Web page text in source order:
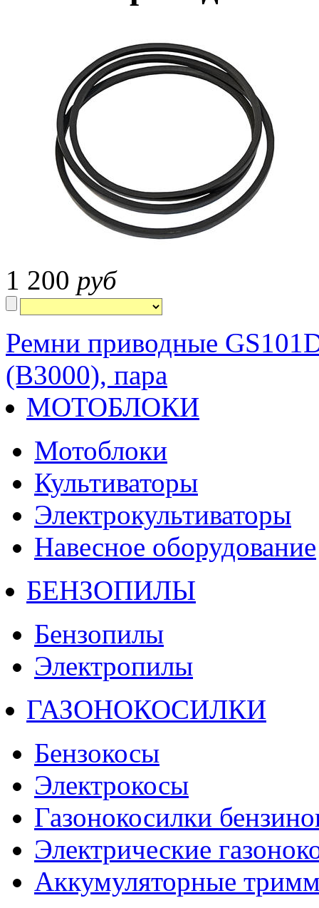
1 200 руб
Ремни приводные
(B3000), пара
МОТОБЛОКИ
Мотоблоки
Культиваторы
Электрокультиваторы
Навесное оборудование
БЕНЗОПИЛЫ
Бензопилы
Электропилы
ГАЗОНОКОСИЛКИ
Бензокосы
Электрокосы
Газонокосилки
Электрические
Аккумуляторные